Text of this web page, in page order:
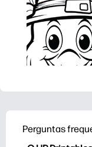
Perguntas